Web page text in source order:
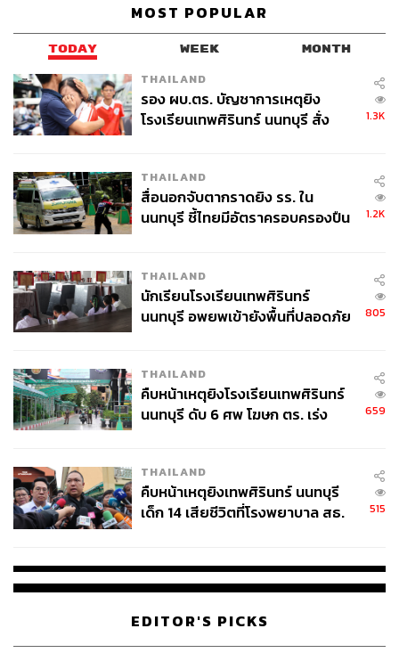
MOST POPULAR
TODAY WEEK MONTH
THAILAND
รอง ผบ.ตร. บัญชาการเหตุยิง
โรงเรียนเทพศิรินทร์ นนทบุรี สั่ง
1.3K
THAILAND
สื่อนอกจับตากราดยิง รร. ใน
นนทบุรี ชี้ไทยมีอัตราครอบครองปืน
1.2K
THAILAND
นักเรียนโรงเรียนเทพศิรินทร์
นนทบุรี อพยพเข้ายังพื้นที่ปลอดภัย
805
THAILAND
คืบหน้าเหตุยิงโรงเรียนเทพศิรินทร์
นนทบุรี ดับ 6 ศพ โฆษก ตร. เร่ง
659
THAILAND
คืบหน้าเหตุยิงเทพศิรินทร์ นนทบุรี
เด็ก 14 เสียชีวิตที่โรงพยาบาล สธ.
515
EDITOR'S PICKS